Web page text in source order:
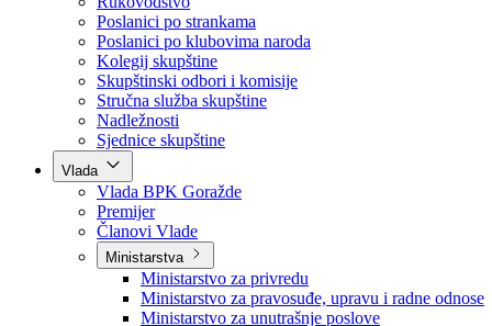
Skupština
Skupština BPK Goražde
Rukovodstvo
Poslanici po strankama
Poslanici po klubovima naroda
Kolegij skupštine
Skupštinski odbori i komisije
Stručna služba skupštine
Nadležnosti
Sjednice skupštine
Vlada
Vlada BPK Goražde
Premijer
Članovi Vlade
Ministarstva